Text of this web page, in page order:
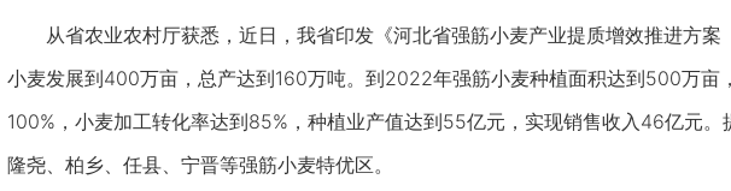
从省农业农村厅获悉，近日，我省印发《河北省强筋小麦产业提质增效推进方
小麦发展到400万亩，总产达到160万吨。到2022年强筋小麦种植面积达到500万亩
100%，小麦加工转化率达到85%，种植业产值达到55亿元，实现销售收入46亿元
隆尧、柏乡、任县、宁晋等强筋小麦特优区。